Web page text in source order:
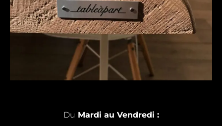
Du Mardi au Vendredi :